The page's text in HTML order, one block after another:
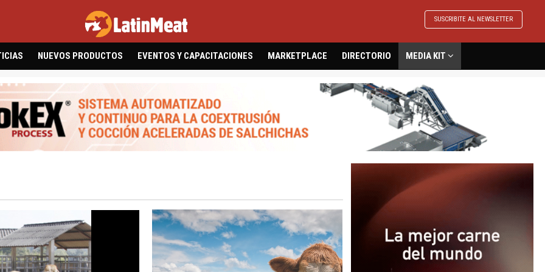
SUSCRIBITE AL NEWSLETTER
NUEVOS PRODUCTOS EVENTOS Y CAPACITACIONES MARKETPLACE DIRECTORIO MEDIA KIT